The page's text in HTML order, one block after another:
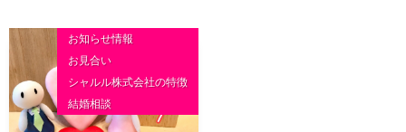
お知らせ情報
お見合い
シャルル株式会社の特徴
結婚相談